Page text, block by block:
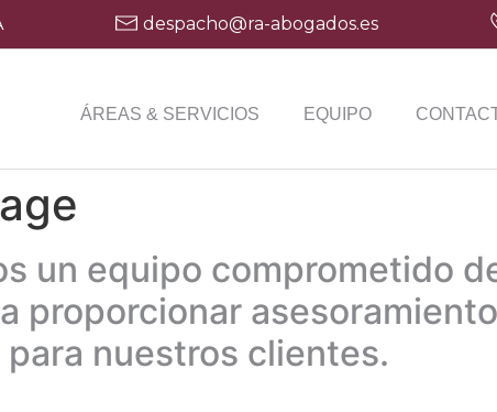
despacho@ra-abogados.es
ÁREAS & SERVICIOS EQUIPO
un equipo comprometido
proporcionar
nuestros clientes.